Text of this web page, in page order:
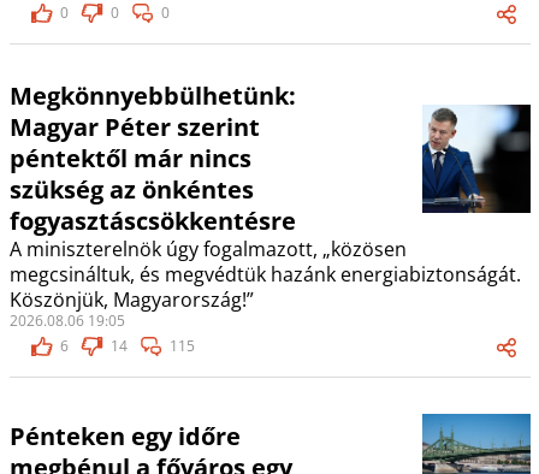
0
0 0
Megkönnyebbülhetünk:
Magyar Péter szerint
péntektől már nincs
szükség az önkéntes
fogyasztáscsökkentésre
A miniszterelnök úgy fogalmazott, „közösen
megcsináltuk, és megvédtük hazánk energiabiztonságát.
Köszönjük, Magyarország!”
2026.08.06 19:05
6
14 115
Pénteken egy időre
megbénul a főváros egy